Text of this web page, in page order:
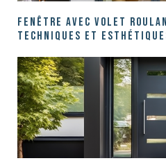
Fenêtre avec volet
techniques et